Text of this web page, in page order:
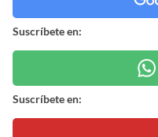
Suscríbete en:
Suscríbete en: